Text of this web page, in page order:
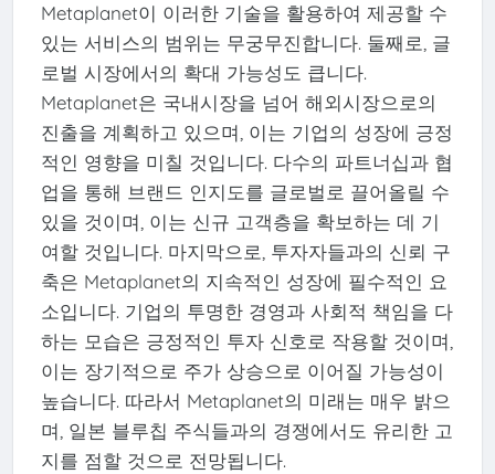
Metaplanet이 이러한 기술을 활용하여 제공할 수
있는 서비스의 범위는 무궁무진합니다. 둘째로, 글
로벌 시장에서의 확대 가능성도 큽니다.
Metaplanet은 국내시장을 넘어 해외시장으로의
진출을 계획하고 있으며, 이는 기업의 성장에 긍정
적인 영향을 미칠 것입니다. 다수의 파트너십과 협
업을 통해 브랜드 인지도를 글로벌로 끌어올릴 수
있을 것이며, 이는 신규 고객층을 확보하는 데 기
여할 것입니다. 마지막으로, 투자자들과의 신뢰 구
축은 Metaplanet의 지속적인 성장에 필수적인 요
소입니다. 기업의 투명한 경영과 사회적 책임을 다
하는 모습은 긍정적인 투자 신호로 작용할 것이며,
이는 장기적으로 주가 상승으로 이어질 가능성이
높습니다. 따라서 Metaplanet의 미래는 매우 밝으
며, 일본 블루칩 주식들과의 경쟁에서도 유리한 고
지를 점할 것으로 전망됩니다.